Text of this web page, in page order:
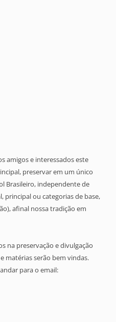
amigos e interessados este
preservar em um único
Brasileiro, independente de
principal ou categorias de base,
afinal nossa tradição em
na preservação e divulgação
matérias serão bem vindas.
para o email: